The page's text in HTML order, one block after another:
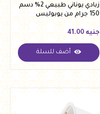
زبادي يوناني طبيعي 2% دسم
150 جرام من يوبوليس
جنيه
جنيه 41.00
أضف للسلة